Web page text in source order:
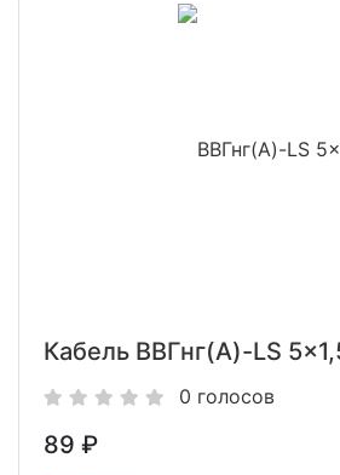
Кабель ВВГнг(A)-LS
0 голосов
89 ₽